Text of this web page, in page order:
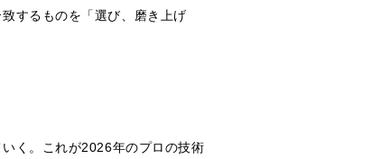
するものを「選び、磨き上げ
く。これが2026年のプロの技術